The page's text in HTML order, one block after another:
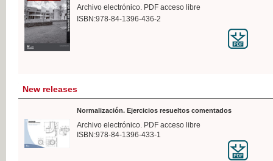
Archivo electrónico. PDF acceso libre
ISBN:978-84-1396-436-2
New releases
Normalización. Ejercicios resueltos comentados
Archivo electrónico. PDF acceso libre
ISBN:978-84-1396-433-1